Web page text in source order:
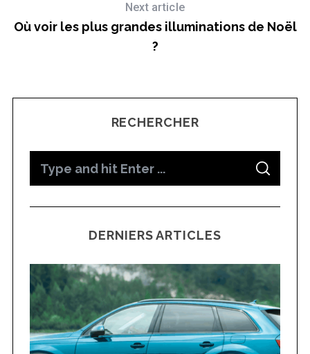
Next article
Où voir les plus grandes illuminations de Noël
?
RECHERCHER
f
o
r
:
S
A
C
DERNIERS ARTICLES